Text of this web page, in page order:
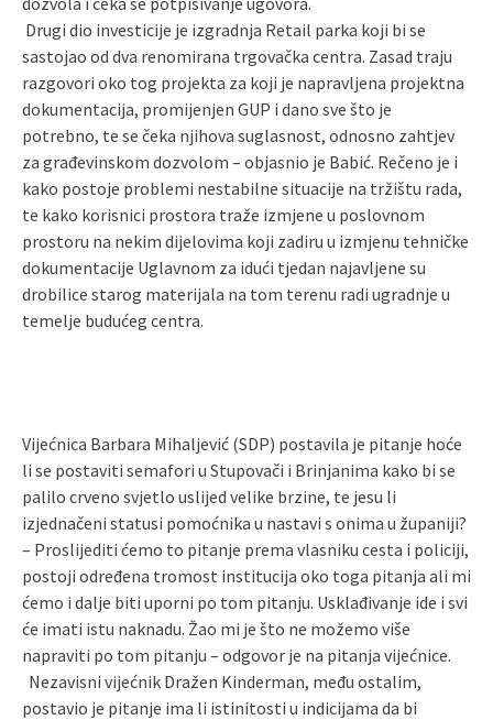
Drugi dio investicije je izgradnja Retail parka koji bi se
sastojao od dva renomirana trgovačka centra. Zasad traju
razgovori oko tog projekta za koji je napravljena projektna
dokumentacija, promijenjen GUP i dano sve što je
potrebno, te se čeka njihova suglasnost, odnosno zahtjev
za građevinskom dozvolom – objasnio je Babić. Rečeno je i
kako postoje problemi nestabilne situacije na tržištu rada,
te kako korisnici prostora traže izmjene u poslovnom
prostoru na nekim dijelovima koji zadiru u izmjenu tehničke
dokumentacije Uglavnom za idući tjedan najavljene su
drobilice starog materijala na tom terenu radi ugradnje u
temelje budućeg centra.
Vijećnica Barbara Mihaljević (SDP) postavila je pitanje hoće
li se postaviti semafori u Stupovači i Brinjanima kako bi se
palilo crveno svjetlo uslijed velike brzine, te jesu li
izjednačeni statusi pomoćnika u nastavi s onima u županiji?
– Proslijediti ćemo to pitanje prema vlasniku cesta i policiji,
postoji određena tromost institucija oko toga pitanja ali mi
ćemo i dalje biti uporni po tom pitanju. Usklađivanje ide i svi
će imati istu naknadu. Žao mi je što ne možemo više
napraviti po tom pitanju – odgovor je na pitanja vijećnice.
Nezavisni vijećnik Dražen Kinderman, među ostalim,
postavio je pitanje ima li istinitosti u indicijama da bi